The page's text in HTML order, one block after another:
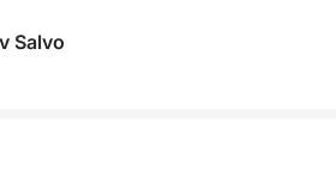
där natur, hav och ikoniska
Under turen kommer du att
och Blå grottan.
Salvo